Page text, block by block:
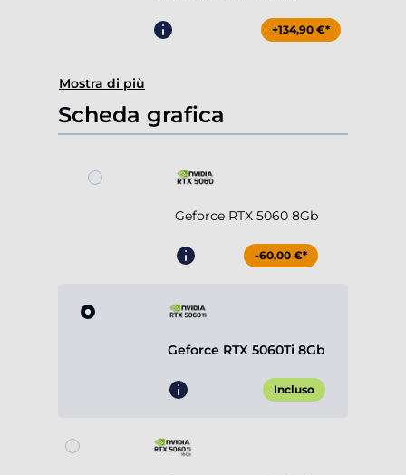
+134,90 €*
Mostra di più
Scheda grafica
Geforce RTX 5060 8Gb
-60,00 €*
Geforce RTX 5060Ti 8Gb
Incluso